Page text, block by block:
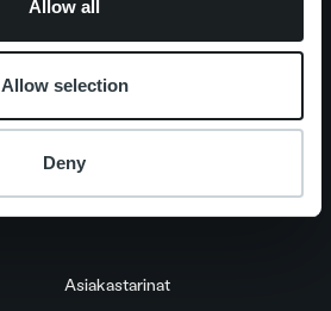
Allow all
Allow selection
Deny
Vastuullisuus
Laskutusratkaisu
One platform
Lisäpalvelut
Asiakastarinat